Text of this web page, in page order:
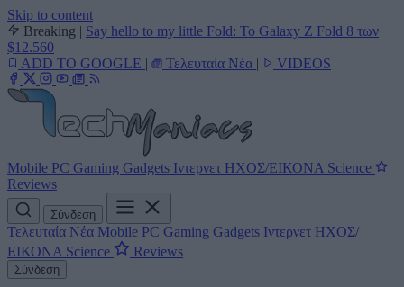
Skip to content
Breaking | Say hello to my little Fold: Το Galaxy Z Fold 8 των
$12.560
ADD TO GOOGLE | Τελευταία Νέα | VIDEOS
Mobile PC Gaming Gadgets Ιντερνετ ΗΧΟΣ/ΕΙΚΟΝΑ Science
Reviews
Σύνδεση
Τελευταία Νέα Mobile PC Gaming Gadgets Ιντερνετ ΗΧΟΣ/
ΕΙΚΟΝΑ Science Reviews
Σύνδεση